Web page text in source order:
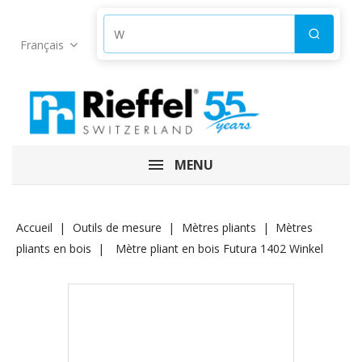
Français Produkte suchen Suchen
MENU
Accueil Outils de mesure Mètres pliants
Mètres
pliants en bois
Mètre pliant en bois Futura 1402 Winkel